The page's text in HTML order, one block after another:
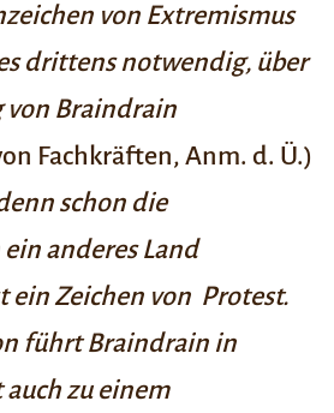
von Extremismus
drittens notwendig, über
von Braindrain
Fachkräften, Anm. d. Ü.)
schon die
anderes Land
ein Zeichen von Protest.
führt Braindrain in
zu einem